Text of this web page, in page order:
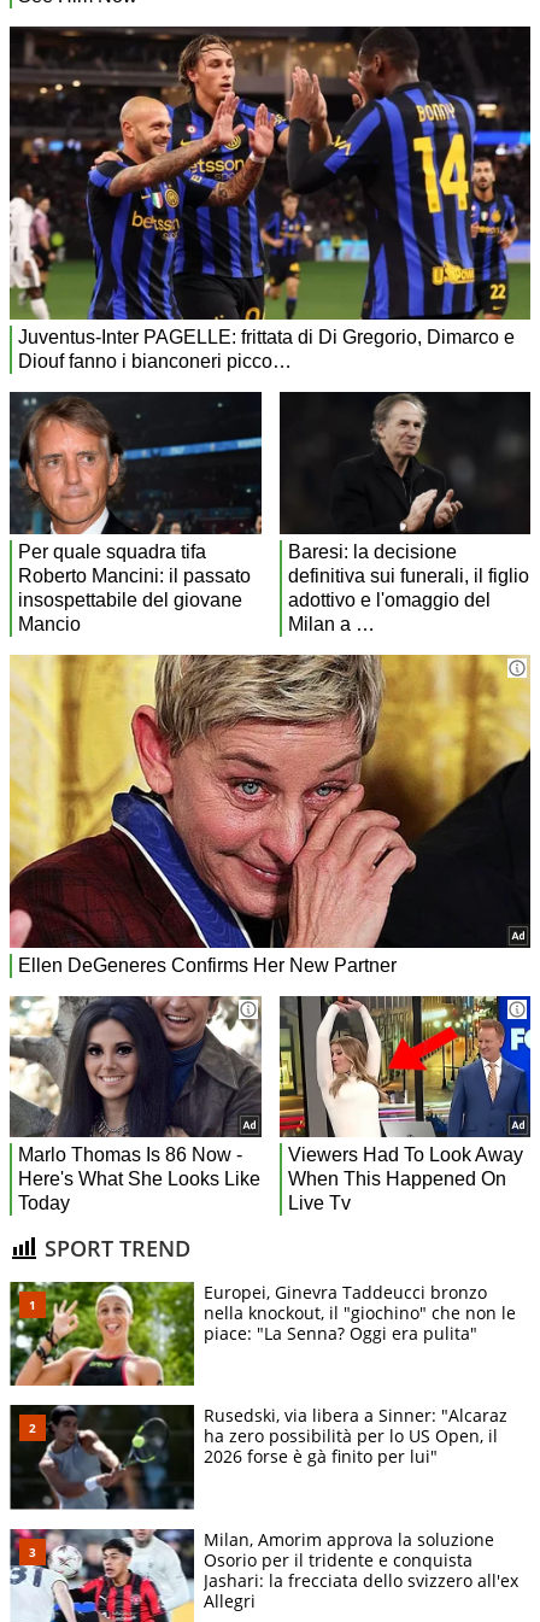
SPORT TREND
Europei, Ginevra Taddeucci bronzo
nella knockout, il "giochino" che non le
piace: "La Senna? Oggi era pulita"
Rusedski, via libera a Sinner: "Alcaraz
ha zero possibilità per lo US Open, il
2026 forse è gà finito per lui"
Milan, Amorim approva la soluzione
Osorio per il tridente e conquista
Jashari: la frecciata dello svizzero all'ex
Allegri